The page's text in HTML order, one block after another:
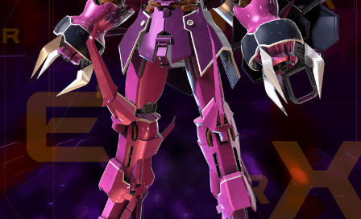
TECHNIQUE
テクニック
GLOSSARY
用語集
BUTTON PLACEMENT
ゲームパッドボタン配置
TWITTER
ツイッター
YOUTUBE
ユーチューブ